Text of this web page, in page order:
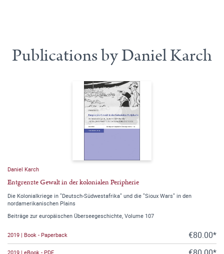
Publications by Daniel Karch
Daniel Karch
Entgrenzte Gewalt in der kolonialen Peripherie
Die Kolonialkriege in "Deutsch-Südwestafrika" und die "Sioux Wars" in den
nordamerikanischen Plains
Beiträge zur europäischen Überseegeschichte, Volume 107
2019 | Book - Paperback €80.00*
2019 | eBook - PDF